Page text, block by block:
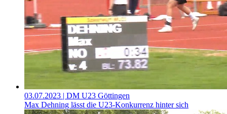
03.07.2023 | DM U23 Göttingen
Max Dehning lässt die U23-Konkurrenz hinter sich